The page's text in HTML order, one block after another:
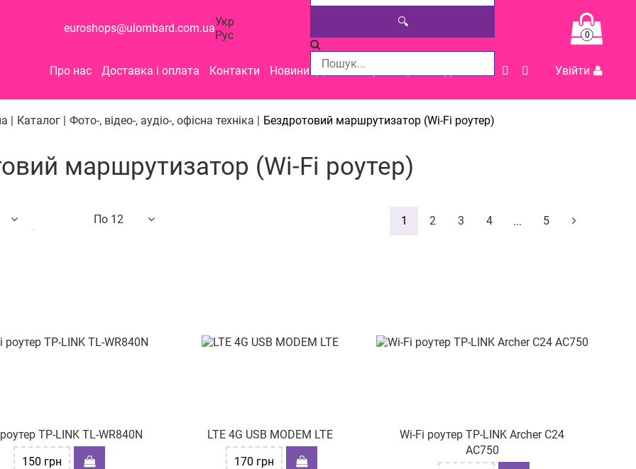
euroshops@ulombard.com.uaУкр
Рус
🔍
0
Про нас Доставка і оплата Контакти Новини Допомога у виборі товару Увійти
| Каталог | Фото-, відео-, аудіо-, офісна техніка | Бездротовий маршрутизатор (Wi-Fi роутер)
маршрутизатор (Wi-Fi роутер)
назві
По 12
1 2 3 4 ... 5
TP-LINK TL-WR840N
150 грн
LTE 4G USB MODEM LTE
170 грн
Wi-Fi роутер TP-LINK Archer C24
AC750